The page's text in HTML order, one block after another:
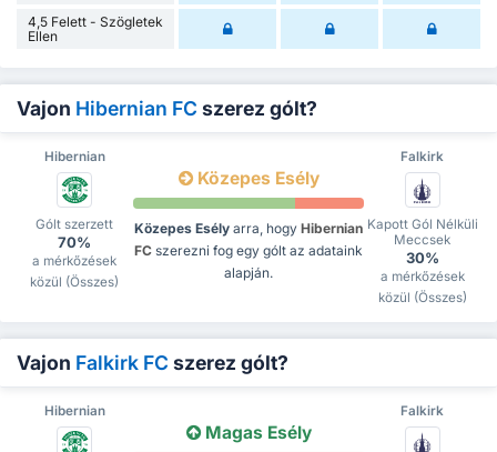
4,5 Felett - Szögletek
Ellen
Vajon Hibernian FC szerez gólt?
Hibernian Falkirk
Gólt szerzett
70%
a mérkőzések
közül (Összes)
Közepes Esély
Közepes Esély arra, hogy Hibernian
FC szerezni fog egy gólt az adataink
alapján.
Kapott Gól Nélküli
Meccsek
30%
a mérkőzések
közül (Összes)
Vajon Falkirk FC szerez gólt?
Hibernian Falkirk
Magas Esély